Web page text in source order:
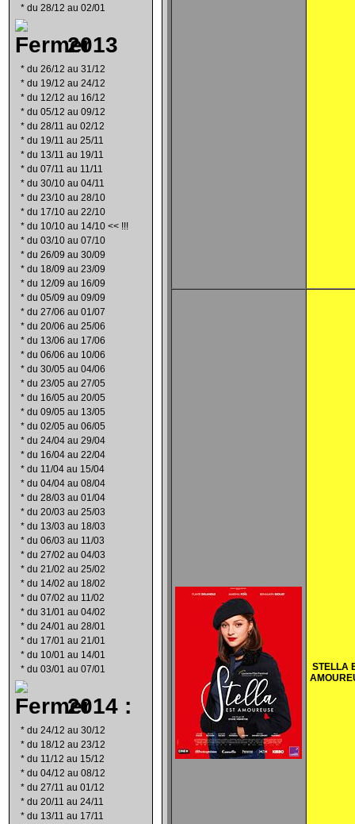
* du 28/12 au 02/01
2013
* du 26/12 au 31/12
* du 19/12 au 24/12
* du 12/12 au 16/12
* du 05/12 au 09/12
* du 28/11 au 02/12
* du 19/11 au 25/11
* du 13/11 au 19/11
* du 07/11 au 11/11
* du 30/10 au 04/11
* du 23/10 au 28/10
* du 17/10 au 22/10
* du 10/10 au 14/10 << !!!
* du 03/10 au 07/10
* du 26/09 au 30/09
* du 18/09 au 23/09
* du 12/09 au 16/09
* du 05/09 au 09/09
* du 27/06 au 01/07
* du 20/06 au 25/06
* du 13/06 au 17/06
* du 06/06 au 10/06
* du 30/05 au 04/06
* du 23/05 au 27/05
* du 16/05 au 20/05
* du 09/05 au 13/05
* du 02/05 au 06/05
* du 24/04 au 29/04
* du 16/04 au 22/04
* du 11/04 au 15/04
* du 04/04 au 08/04
* du 28/03 au 01/04
* du 20/03 au 25/03
* du 13/03 au 18/03
* du 06/03 au 11/03
* du 27/02 au 04/03
* du 21/02 au 25/02
* du 14/02 au 18/02
* du 07/02 au 11/02
* du 31/01 au 04/02
* du 24/01 au 28/01
* du 17/01 au 21/01
* du 10/01 au 14/01
* du 03/01 au 07/01
2014 :
* du 24/12 au 30/12
* du 18/12 au 23/12
* du 11/12 au 15/12
* du 04/12 au 08/12
* du 27/11 au 01/12
* du 20/11 au 24/11
* du 13/11 au 17/11
STELLA